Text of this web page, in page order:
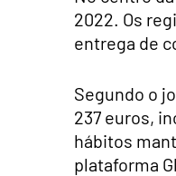
2022. Os
entrega de
Segundo o
237 euros,
hábitos
plataforma